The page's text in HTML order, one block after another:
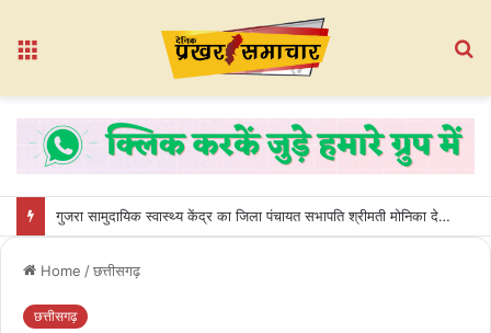
गुजरा सामुदायिक स्वास्थ्य केंद्र का जिला पंचायत सभापति श्रीमती मोनिका देवांगन ने किया औचक निरीक्षण
Home /छत्तीसगढ़
छत्तीसगढ़